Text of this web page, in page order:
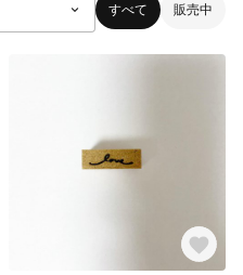
すべて 販売中